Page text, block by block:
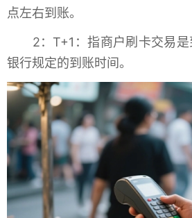
点左右到账。
2：T+1：指商户刷卡交易是
银行规定的到账时间。